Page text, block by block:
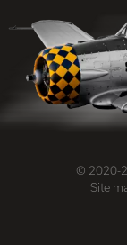
© 2020-
Site